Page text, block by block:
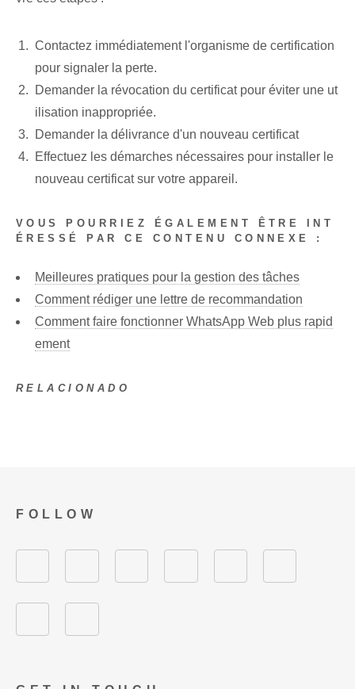
Contactez immédiatement l'organisme de certification
pour signaler la perte.
Demander la révocation du certificat pour éviter une ut
ilisation inappropriée.
Demander la délivrance d'un nouveau certificat
Effectuez les démarches nécessaires pour installer le
nouveau certificat sur votre appareil.
VOUS POURRIEZ ÉGALEMENT ÊTRE INT
ÉRESSÉ PAR CE CONTENU CONNEXE :
Meilleures pratiques pour la gestion des tâches
Comment rédiger une lettre de recommandation
Comment faire fonctionner WhatsApp Web plus rapid
ement
RELACIONADO
FOLLOW